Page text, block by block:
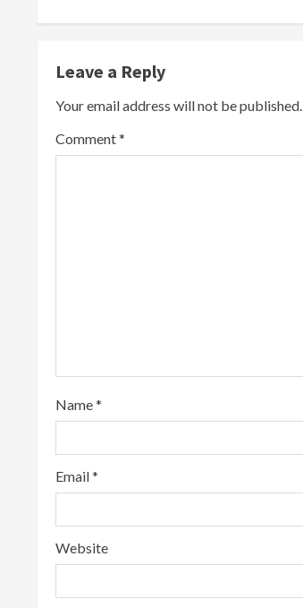
t
i
n
u
n
g
Leave a Reply
Your email address will not be published.
Comment*
Name*
Email*
Website